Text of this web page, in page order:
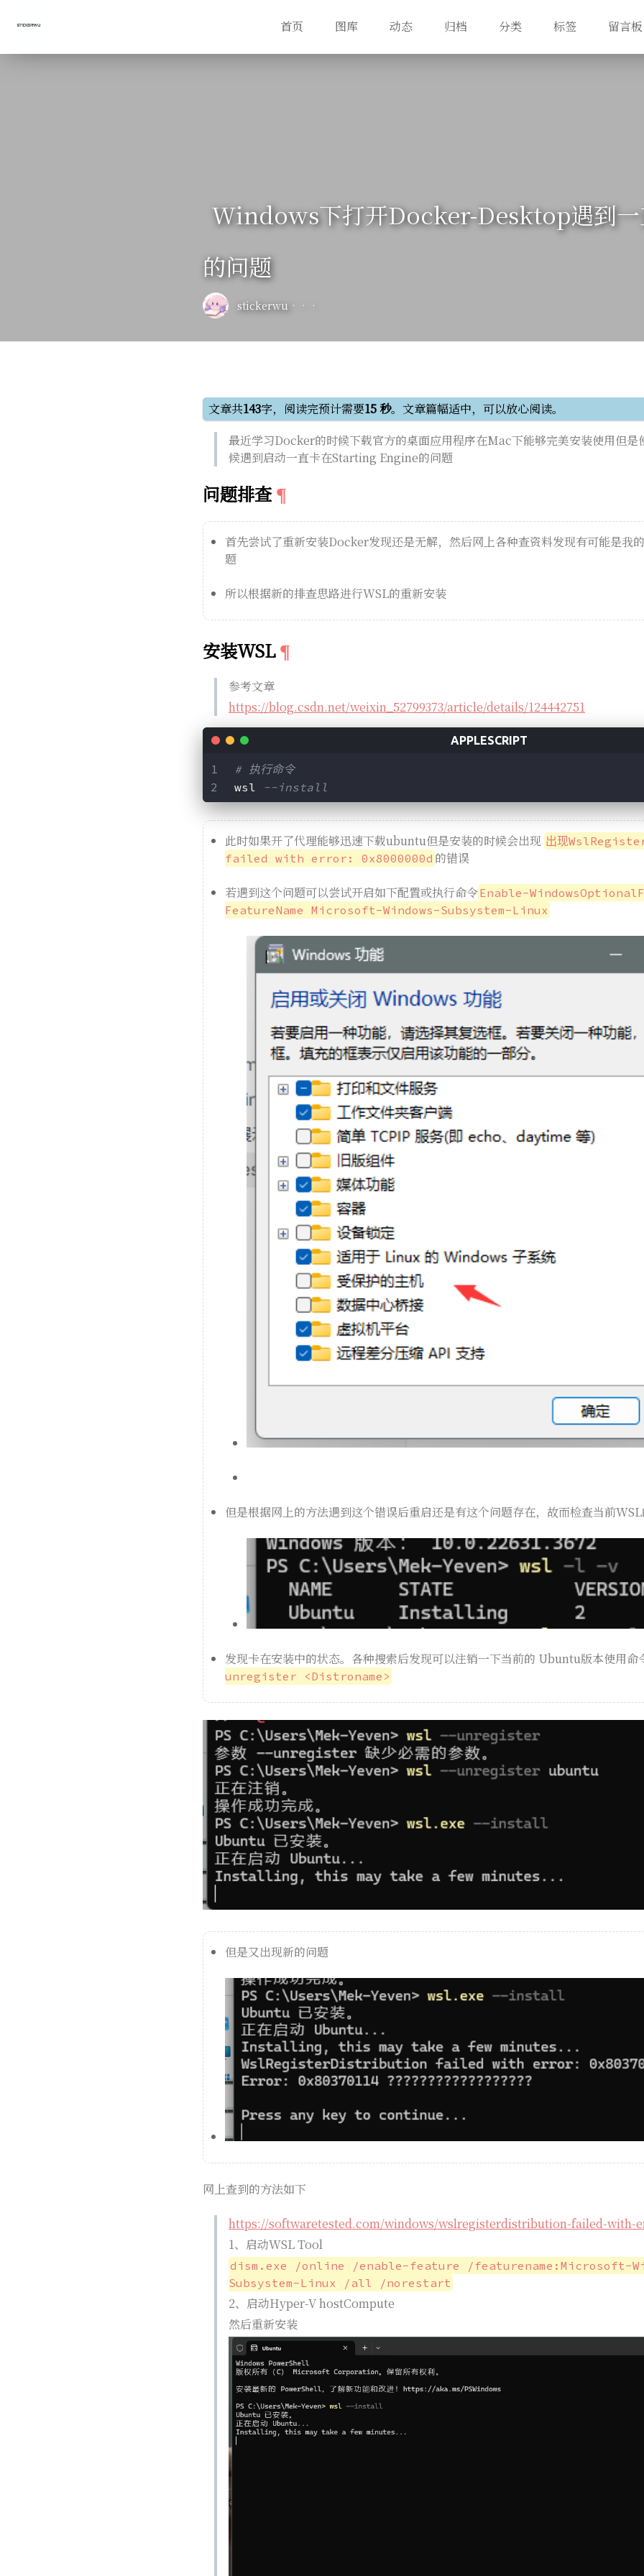
首页 图库 动态 归档 分类 标签 留言板
Windows下打开Docker-Desktop遇到一
的问题
stickerwu
文章共143字，阅读完预计需要15 秒。文章篇幅适中，可以放心阅读。
最近学习Docker的时候下载官方的桌面应用程序在Mac下能够完美安装使用但
候遇到启动一直卡在Starting Engine的问题
问题排查
首先尝试了重新安装Docker发现还是无解，然后网上各种查资料发现有可能是我
题
所以根据新的排查思路进行WSL的重新安装
安装WSL
参考文章
https://blog.csdn.net/weixin_52799373/article/details/124442751
# 执行命令
wsl
--install
此时如果开了代理能够迅速下载ubuntu但是安装的时候会出现 出现
failed with error: 0x8000000d 的错误
若遇到这个问题可以尝试开启如下配置或执行命令Enable-
FeatureName Microsoft-Windows-Subsystem-Linux
但是根据网上的方法遇到这个错误后重启还是有这个问题存在，故而检查当前
发现卡在安装中的状态。各种搜索后发现可以注销一下当前的 Ubuntu版本使用命
unregister <Distroname>
但是又出现新的问题
网上查到的方法如下
https://softwaretested.com/windows/wslregisterdistribution-failed-with-
1、启动WSL Tool
dism.exe /online /enable-feature /featurename:Microsoft-
Subsystem-Linux /all /norestart
2、启动Hyper-V hostCompute
然后重新安装